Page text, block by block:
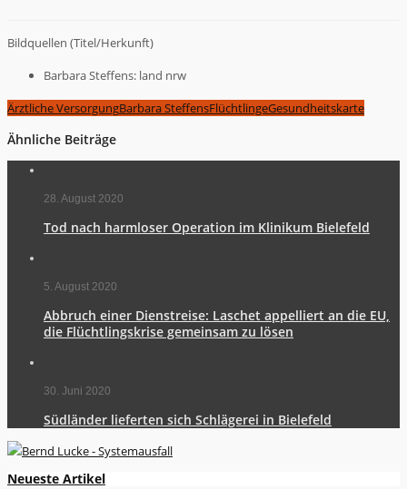
Bildquellen (Titel/Herkunft)
Barbara Steffens: land nrw
Ärztliche VersorgungBarbara SteffensFlüchtlingeGesundheitskarte
Ähnliche Beiträge
28. August 2020
Tod nach harmloser Operation im Klinikum Bielefeld
5. August 2020
Abbruch einer Dienstreise: Laschet appelliert an die EU,
die Flüchtlingskrise gemeinsam zu lösen
30. Juni 2020
Südländer lieferten sich Schlägerei in Bielefeld
Neueste Artikel